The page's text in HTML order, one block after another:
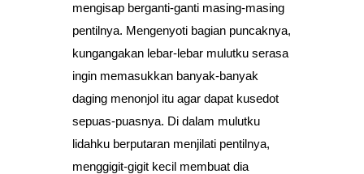
mengisap berganti-ganti masing-masing
pentilnya. Mengenyoti bagian puncaknya,
kungangakan lebar-lebar mulutku serasa
ingin memasukkan banyak-banyak
daging menonjol itu agar dapat kusedot
sepuas-puasnya. Di dalam mulutku
lidahku berputaran menjilati pentilnya,
menggigit-gigit kecil membuat dia